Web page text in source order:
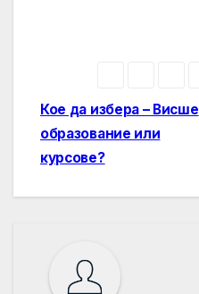
Навигация
Кое да избера – Висше
образование или
курсове?